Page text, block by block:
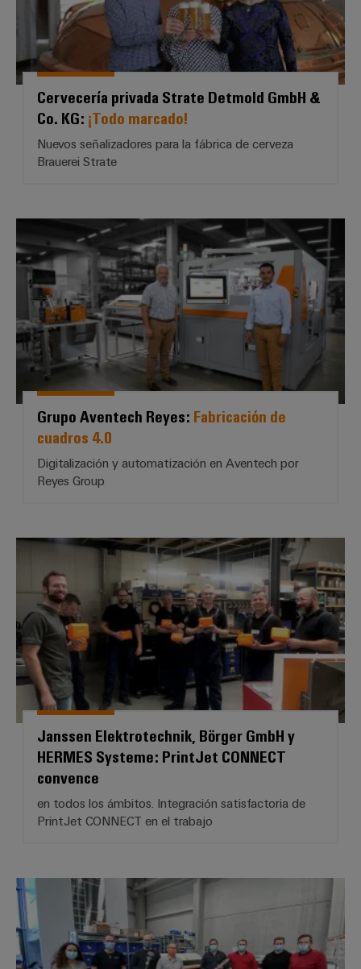
Cervecería privada Strate Detmold GmbH &
Co. KG: ¡Todo marcado!
Nuevos señalizadores para la fábrica de cerveza
Brauerei Strate
Grupo Aventech Reyes:
Grupo Aventech Reyes: Fabricación de
cuadros 4.0
Digitalización y automatización en Aventech por
Reyes Group
Janssen Elektrotechnik, Börger
Janssen Elektrotechnik, Börger GmbH y
HERMES Systeme: PrintJet CONNECT
convence
en todos los ámbitos. Integración satisfactoria de
PrintJet CONNECT en el trabajo
B.A.H. Industrial Solutions